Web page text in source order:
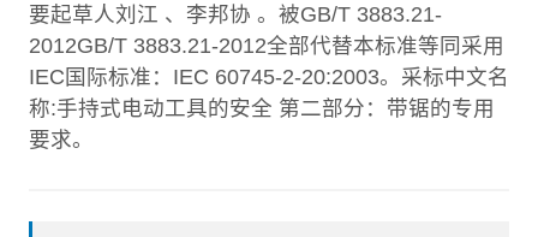
要起草人刘江 、李邦协 。被GB/T 3883.21-
2012GB/T 3883.21-2012全部代替本标准等同采用
IEC国际标准：IEC 60745-2-20:2003。采标中文名
称:手持式电动工具的安全 第二部分：带锯的专用
要求。